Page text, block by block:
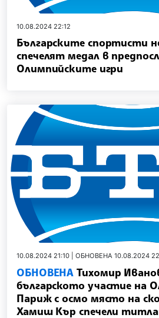
10.08.2024 22:12
Българските спортисти
спечелят медал в
Олимпийските игри
10.08.2024 21:10 | ОБНОВЕНА 10.08.2024
ОБНОВЕНА Тихомир
българското участие на
Париж с осмо място на
Хамиш Кър спечели